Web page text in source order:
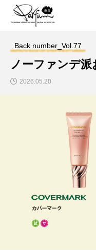
Back number_Vol.77
ノーファンデ
2026.05.20